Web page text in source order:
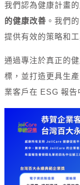
我們認為健康計畫
的健康改善 。我們
提供有效的策略和
通過專注於真正的
標，並打造更具生
業客戶在 ESG 報告